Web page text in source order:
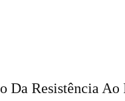
Da Resistência